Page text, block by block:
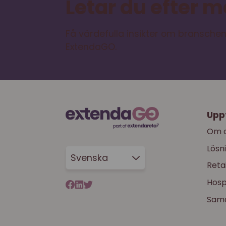
Letar du efter
Få värdefulla insikter om
ExtendaGO.
Svenska
Om